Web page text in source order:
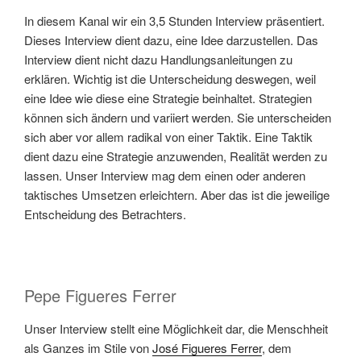
In diesem Kanal wir ein 3,5 Stunden Interview präsentiert.
Dieses Interview dient dazu, eine Idee darzustellen. Das
Interview dient nicht dazu Handlungsanleitungen zu
erklären. Wichtig ist die Unterscheidung deswegen, weil
eine Idee wie diese eine Strategie beinhaltet. Strategien
können sich ändern und variiert werden. Sie unterscheiden
sich aber vor allem radikal von einer Taktik. Eine Taktik
dient dazu eine Strategie anzuwenden, Realität werden zu
lassen. Unser Interview mag dem einen oder anderen
taktisches Umsetzen erleichtern. Aber das ist die jeweilige
Entscheidung des Betrachters.
Pepe Figueres Ferrer
Unser Interview stellt eine Möglichkeit dar, die Menschheit
als Ganzes im Stile vonJosé Figueres Ferrer, dem